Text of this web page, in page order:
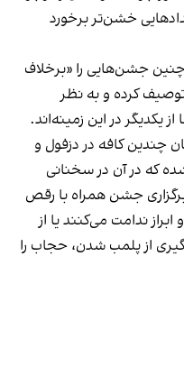
خشن‌تر برخورد
جشن‌هایی را «برخلاف
کرده و به نظر
یکدیگر در این زمینه‌اند.
چندین کافه در دزفول و
که در آن در سخنانی
جشن همراه با رقص
ندامت می‌کنند یا از
از پلمب شدن، حجاب را